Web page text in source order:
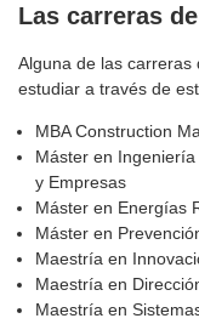
Las carreras
Alguna de las carreras
estudiar a través de
MBA Construction
Máster en
y Empresas
Máster en Energías
Máster en
Maestría en
Maestría en
Maestría en